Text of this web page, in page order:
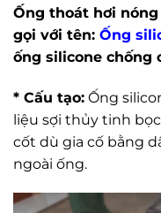
Ống thoát hơi
gọi với tên: Ống
ống silicone chống
* Cấu tạo: Ống
liệu sợi thủy tinh
cốt dù gia cố bằng
ngoài ống.